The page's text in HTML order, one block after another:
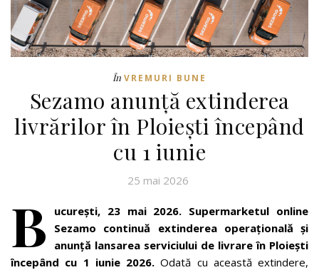
În VREMURI BUNE
Sezamo anunță extinderea
livrărilor în Ploiești începând
cu 1 iunie
25 mai 2026
B
ucurești, 23 mai 2026. Supermarketul online
Sezamo continuă extinderea operațională și
anunță lansarea serviciului de livrare în Ploiești
începând cu 1 iunie 2026. Odată cu această extindere,